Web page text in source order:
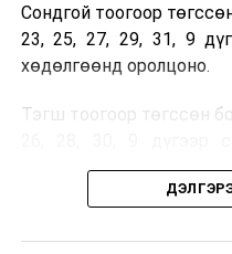
Сондгой тоогоор
23, 25, 27, 29, 31, 9
хөдөлгөөнд оролцоно.
Тэгш тоогоор төгссөн
хөдөлгөөнд оролцоно.
хөдөлгөөнд